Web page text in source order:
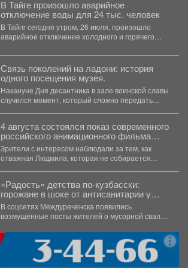
В Тайге произошло аварийное
отключение воды для 24 тыс. человек
В Тайге сегодня утром, 26 июля, произошло
аварийное отключение холодного и горячего
Связь поколений на ладони: история
одного посещения музея.
Накануне Дня десантника в зале воинской славы
случился момент, который сложно передать
4 августа состоялся показ современного
российского анимационного фильма
«Руслан и Людмила. Больше, чем
сказка» (2023).
Зрители с интересом наблюдали за тем, как
отважная Людмила, которая не собирается
«Радость» детства по-кузбасски:
горожане в шоке от антисанитарии у
детского сада
В соцсетях Междуреченска появились
возмущённые посты жителей о мусорной свалке,